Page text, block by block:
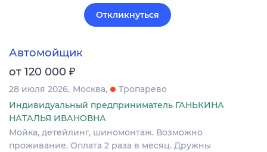
Откликнуться
Автомойщик
от 120 000 ₽
28 июля 2026 Москва
Тропарево
Индивидуальный предприниматель ГАНЬКИНА
НАТАЛЬЯ ИВАНОВНА
Мойка, детейлинг, шиномонтаж. Возможно
проживание. Оплата 2 раза в месяц. Дружны